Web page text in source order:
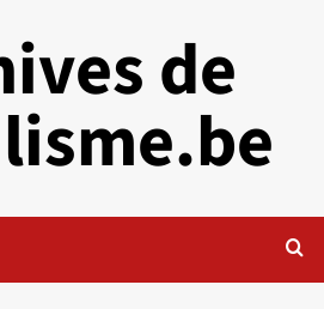
de